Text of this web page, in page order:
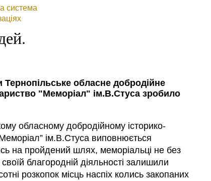
система
Тернопільське обласне добродійне
"Меморіал" ім.В.Стуса зробило
обласному добродійному історико-
ім.В.Стуса виповнюється
на пройдений шлях, меморіальці не без
благородній діяльності залишили
розкопок місць наспіх колись закопаних